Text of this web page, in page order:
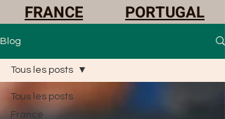
FRANCE PORTUGAL
Blog
Tous les posts
France
Tous les posts